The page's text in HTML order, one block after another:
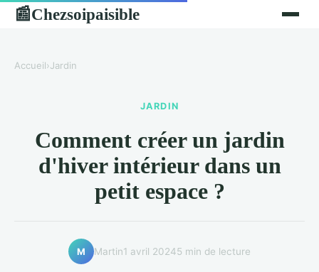
📰Chezsoipaisible
Accueil›Jardin
JARDIN
Comment créer un jardin
d'hiver intérieur dans un
petit espace ?
M Martin1 avril 20245 min de lecture